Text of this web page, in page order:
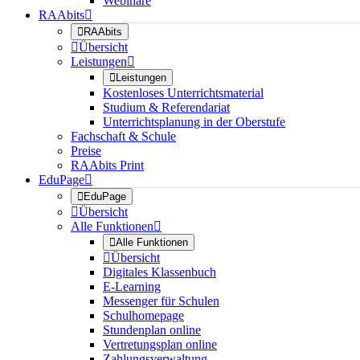
RAAbits
RAAbits
Übersicht
Leistungen
Leistungen
Kostenloses Unterrichtsmaterial
Studium & Referendariat
Unterrichtsplanung in der Oberstufe
Fachschaft & Schule
Preise
RAAbits Print
EduPage
EduPage
Übersicht
Alle Funktionen
Alle Funktionen
Übersicht
Digitales Klassenbuch
E-Learning
Messenger für Schulen
Schulhomepage
Stundenplan online
Vertretungsplan online